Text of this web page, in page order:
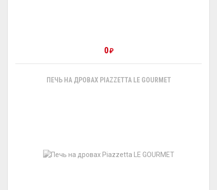
0₽
ПЕЧЬ НА ДРОВАХ PIAZZETTA LE GOURMET